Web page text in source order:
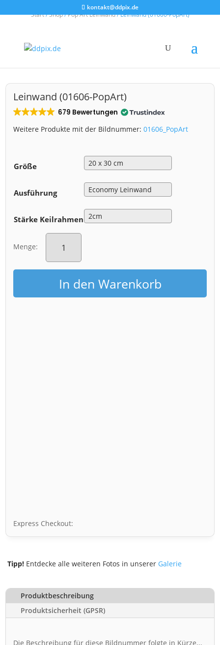
kontakt@ddpix.de
Start/Shop/Pop Art Leinwand/ Leinwand (01606-PopArt)
Leinwand (01606-PopArt)
679 Bewertungen
Weitere Produkte mit der Bildnummer:01606_PopArt
Größe
Ausführung
Stärke Keilrahmen
Menge:
Leinwand
(01606-
Menge
In den Warenkorb
Express Checkout:
Tipp! Entdecke alle weiteren Fotos in unserer Galerie
Produktbeschreibung
Produktsicherheit (GPSR)
Die Beschreibung für diese Bildnummer folgte in Kürze...